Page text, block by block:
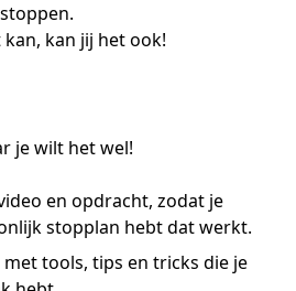
kan jij het ook!
je wilt het wel!
en opdracht, zodat je
stopplan hebt dat werkt.
tools, tips en tricks die je